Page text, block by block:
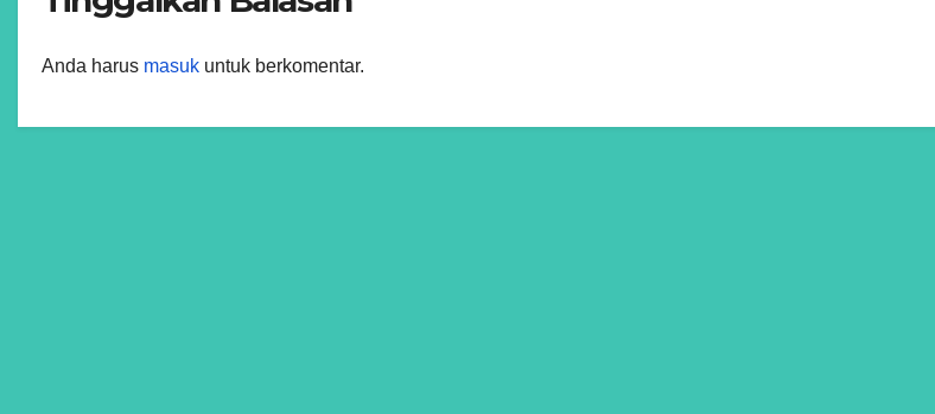
Anda harus masuk untuk berkomentar.